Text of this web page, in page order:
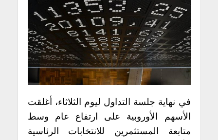
في نهاية جلسة التداول ليوم الثلاثاء، أغلقت
الأسهم الأوروبية على ارتفاع عام وسط
متابعة المستثمرين للانتخابات الرئاسية